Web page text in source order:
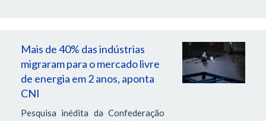
Mais de 40% das indústrias
migraram para o mercado livre
de energia em 2 anos, aponta
CNI
Pesquisa inédita da Confederação